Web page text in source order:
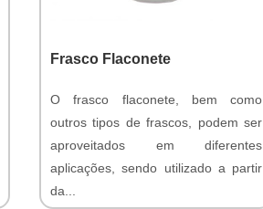
Frasco Flaconete
O frasco flaconete, bem como
outros tipos de frascos, podem ser
aproveitados em diferentes
aplicações, sendo utilizado a partir
da...